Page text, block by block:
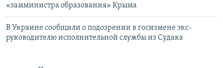
«замминистра образования» Крыма
В Украине сообщили о подозрении в госизмене экс-
руководителю исполнительной службы из Судака